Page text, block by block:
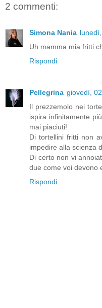
2 commenti:
Simona Nania
Uh mamma mia fritti
Rispondi
Pellegrina giovedì,
Il prezzemolo nei
ispira infinitamente
mai piaciuti!
Di tortellini fritti non
impedire alla scienza
Di certo non vi
due come voi devono
Rispondi